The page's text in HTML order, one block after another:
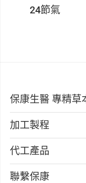
24節氣
保康生醫 專精草
加工製程
代工產品
聯繫保康